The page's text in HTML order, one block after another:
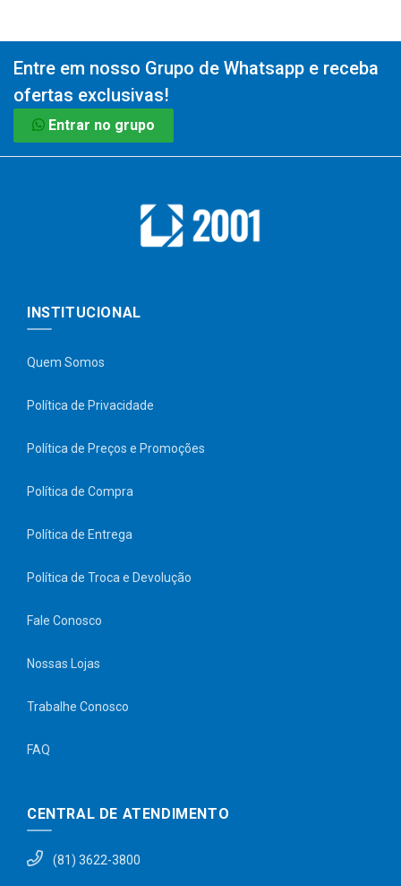
Entre em nosso Grupo de Whatsapp e receba
ofertas exclusivas!
Entrar no grupo
INSTITUCIONAL
Quem Somos
Política de Privacidade
Política de Preços e Promoções
Política de Compra
Política de Entrega
Política de Troca e Devolução
Fale Conosco
Nossas Lojas
Trabalhe Conosco
FAQ
CENTRAL DE ATENDIMENTO
(81) 3622-3800